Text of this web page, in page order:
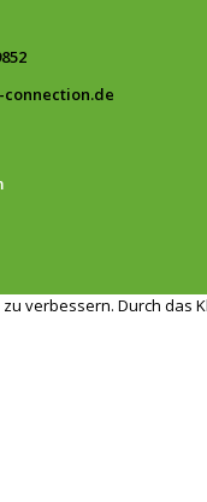
connection.de
Durch das